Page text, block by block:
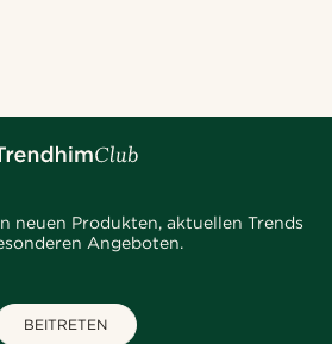
neuen Produkten, aktuellen Trends
Angeboten.
BEITRETEN